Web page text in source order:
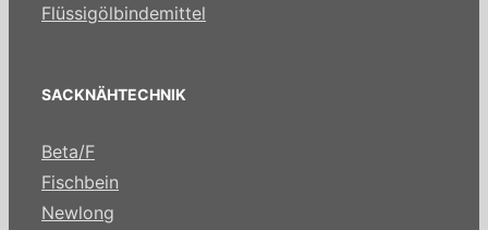
Flüssigölbindemittel
SACKNÄHTECHNIK
Beta/F
Fischbein
Newlong